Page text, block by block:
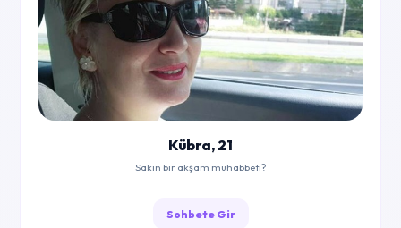
Kübra, 21
Sakin bir akşam muhabbeti?
Sohbete Gir